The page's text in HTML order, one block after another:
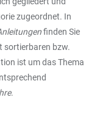
zugeordnet. In
finden Sie
sortierbaren bzw.
ist um das Thema
.